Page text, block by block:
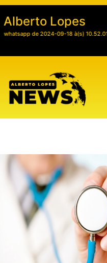
Alberto Lopes
de 2024-09-18 à(s) 10.52.01